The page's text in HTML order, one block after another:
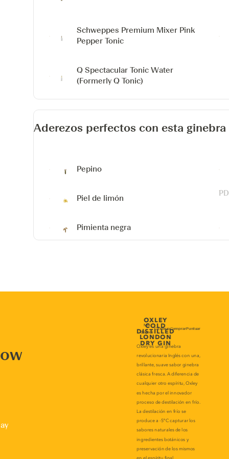
Schweppes Premium Mixer Pink
Pepper Tonic
Q Spectacular Tonic Water
(Formerly Q Tonic)
Aderezos perfectos con esta ginebra
Pepino
Piel de limón
Pimienta negra